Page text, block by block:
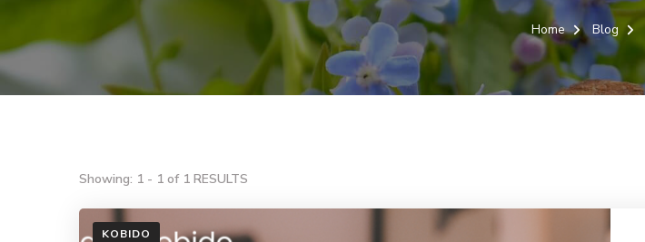
Home Blog
Showing: 1 - 1 of 1 RESULTS
KOBIDO